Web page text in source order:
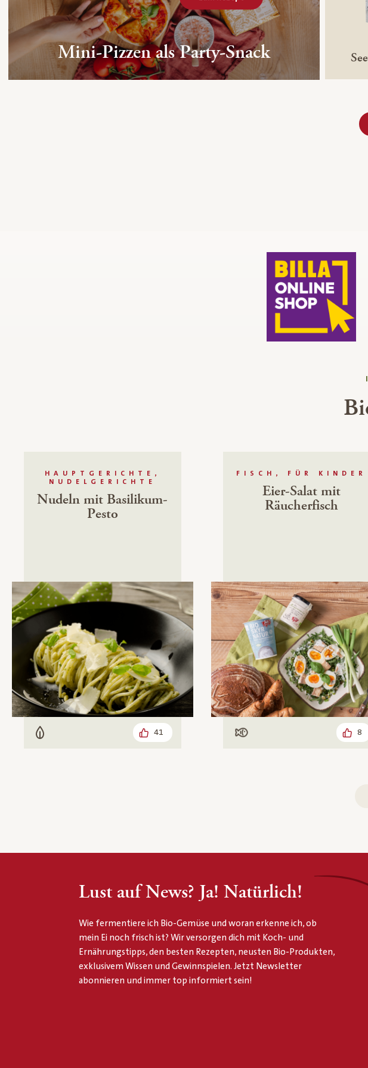
Mini-Pizzen als Party-Snack
HAUPTGERICHTE,
NUDELGERICHTE
Nudeln mit Basilikum-
Pesto
Vegetarisch 41
FISCH, FÜR KINDER
Eier-Salat mit
Räucherfisch
Mit Fisch 8
Lust auf News? Ja! Natürlich!
Wie fermentiere ich Bio-Gemüse und woran erkenne ich, ob
mein Ei noch frisch ist? Wir versorgen dich mit Koch- und
Ernährungstipps, den besten Rezepten, neusten Bio-Produkten,
exklusivem Wissen und Gewinnspielen. Jetzt Newsletter
abonnieren und immer top informiert sein!